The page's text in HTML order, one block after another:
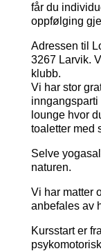
får du
oppfølging
Adressen til
3267 Larvik.
klubb.
Vi har stor
lounge hvor
toaletter med
Selve
naturen.
Vi har matter
anbefales av
Kursstart er